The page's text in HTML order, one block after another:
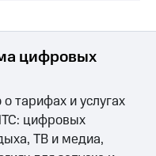
цифровых
тарифах и услугах
цифровых
ТВ и медиа,